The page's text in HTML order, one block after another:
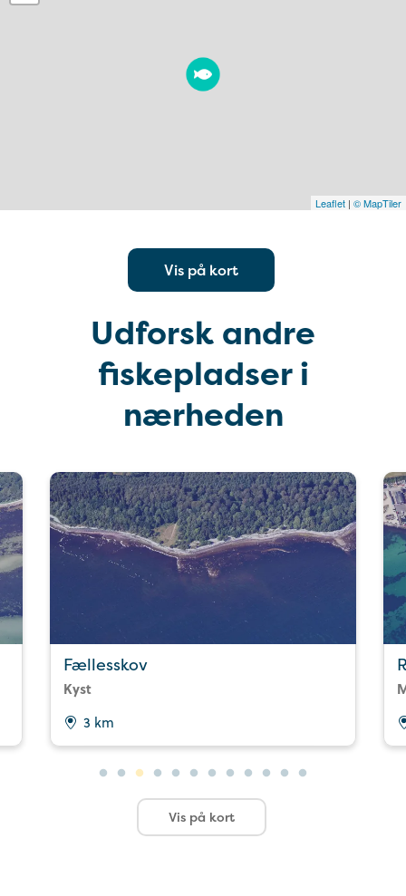
Leaflet | © MapTiler
Vis på kort
Udforsk andre
fiskepladser i
nærheden
Fællesskov
Kyst
3 km
Vis på kort